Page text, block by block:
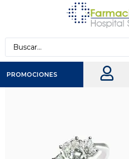
PROMOCIONES